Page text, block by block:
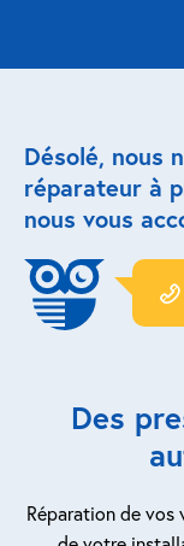
Réparation porte
Modernisation et
Centralisation
Motoriser un volet
Prestations ad-hoc
Désolé, nous
réparateur à
nous vous
Des
Réparation de